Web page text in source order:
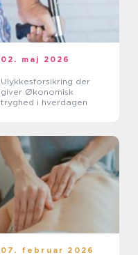
02. maj 2026
Ulykkesforsikring der
giver Økonomisk
tryghed i hverdagen
07. februar 2026